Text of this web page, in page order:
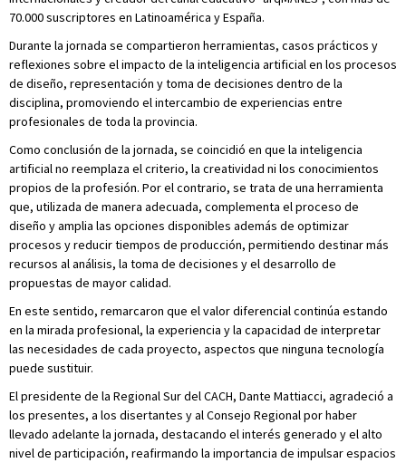
70.000 suscriptores en Latinoamérica y España.
Durante la jornada se compartieron herramientas, casos prácticos y
reflexiones sobre el impacto de la inteligencia artificial en los procesos
de diseño, representación y toma de decisiones dentro de la
disciplina, promoviendo el intercambio de experiencias entre
profesionales de toda la provincia.
Como conclusión de la jornada, se coincidió en que la inteligencia
artificial no reemplaza el criterio, la creatividad ni los conocimientos
propios de la profesión. Por el contrario, se trata de una herramienta
que, utilizada de manera adecuada, complementa el proceso de
diseño y amplia las opciones disponibles además de optimizar
procesos y reducir tiempos de producción, permitiendo destinar más
recursos al análisis, la toma de decisiones y el desarrollo de
propuestas de mayor calidad.
En este sentido, remarcaron que el valor diferencial continúa estando
en la mirada profesional, la experiencia y la capacidad de interpretar
las necesidades de cada proyecto, aspectos que ninguna tecnología
puede sustituir.
El presidente de la Regional Sur del CACH, Dante Mattiacci, agradeció a
los presentes, a los disertantes y al Consejo Regional por haber
llevado adelante la jornada, destacando el interés generado y el alto
nivel de participación, reafirmando la importancia de impulsar espacios